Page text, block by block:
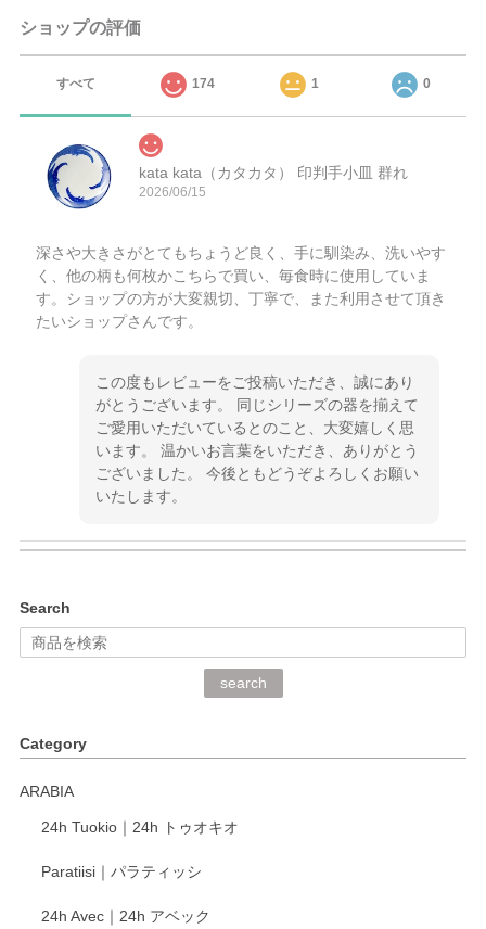
ショップの評価
すべて 174 1 0
kata kata（カタカタ） 印判手小皿 群れ
2026/06/15
深さや大きさがとてもちょうど良く、手に馴染み、洗いやす
く、他の柄も何枚かこちらで買い、毎食時に使用していま
す。ショップの方が大変親切、丁寧で、また利用させて頂き
たいショップさんです。
この度もレビューをご投稿いただき、誠にあり
がとうございます。 同じシリーズの器を揃えて
ご愛用いただいているとのこと、大変嬉しく思
います。 温かいお言葉をいただき、ありがとう
ございました。 今後ともどうぞよろしくお願い
いたします。
深さや大きさがとてもちょうど良く、手に馴染み、洗いやす
く、他の柄も何枚かこちらで買い、毎食時に使用していま
く交換して下さいました。
がとうございます。 同じシリーズの器を揃えて
います。 温かいお言葉をいただき、ありがとう
いたします。
Search
search
Category
ARABIA
24h Tuokio｜24h トゥオキオ
Paratiisi｜パラティッシ
24h Avec｜24h アベック